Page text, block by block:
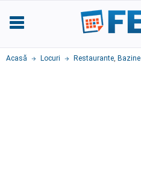
Acasă Locuri Restaurante, Bazine